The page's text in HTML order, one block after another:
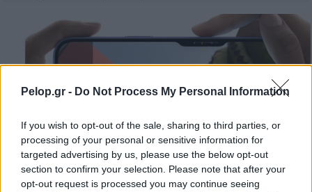
Pelop.gr - Do Not Process My Personal Information
If you wish to opt-out of the sale, sharing to third parties, or
processing of your personal or sensitive information for
targeted advertising by us, please use the below opt-out
section to confirm your selection. Please note that after your
opt-out request is processed you may continue seeing